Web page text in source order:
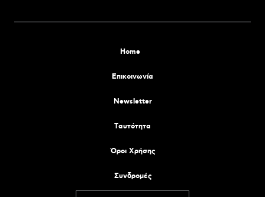
Home
Επικοινωνία
Newsletter
Tαυτότητα
Όροι Χρήσης
Συνδρομές